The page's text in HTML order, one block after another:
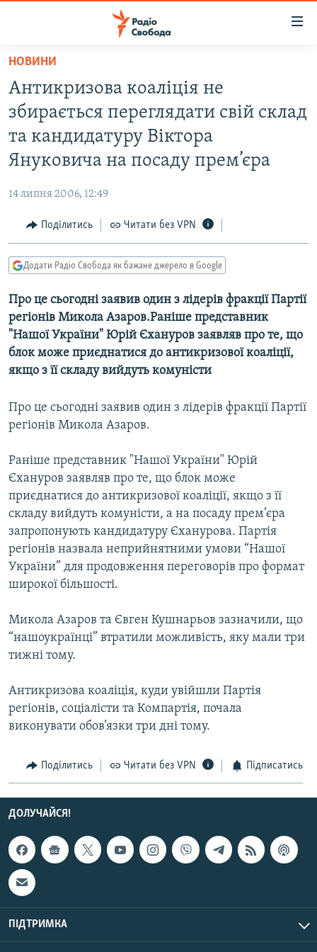
Перейти
основного
матеріалу
Перейти
до
основної
Перейти
пошуку
ВСЕ ЗА ДОБУ
СТАТТІ
КУЛЬТУРА
СПОРТ
СВІТ
ВІЙНА
ДОНБАС.РЕАЛІЇ
КРИМ.РЕАЛІЇ
ТИ ЯК?
КИТАЙ.ВИКЛИКИ
МУЛЬТИМЕДІА
ФОТО
СПЕЦПРОЄКТИ
ПОДКАСТИ
РУС
КТАТ
ДОЛУЧАЙСЯ!
Усі сайти RFE/RL
НОВИНИ
Антикризова коалiцiя не
збирається переглядати свiй склад
та кандидатуру Віктора
Януковича на посаду прем’єра
14 липня 2006, 12:49
Поділитись Читати без VPN
Додати Радіо Свобода як бажане джерело в Google
Про це сьогодні заявив один з лiдерiв фракцiї Партiї
регiонiв Микола Азаров.Раніше представник
"Нашої України" Юрiй Єхануров заявляв про те, що
блок може приєднатися до антикризової коалiцiї,
якщо з її складу вийдуть комуністи
Про це сьогодні заявив один з лiдерiв фракцiї Партiї
регiонiв Микола Азаров.
Раніше представник "Нашої України" Юрiй
Єхануров заявляв про те, що блок може
приєднатися до антикризової коалiцiї, якщо з її
складу вийдуть комуністи, а на посаду прем’єра
запропонують кандидатуру Єханурова. Партія
регіонів назвала неприйнятними умови “Нашої
України” для продовження переговорів про формат
широкої більшості.
Микола Азаров та Євген Кушнарьов зазначили, що
“нашоукраїнці” втратили можливість, яку мали три
тижні тому.
Антикризова коаліція, куди увійшли Партія
регіонів, соціалісти та Компартія, почала
виконувати обов’язки три дні тому.
Поділитись Читати без VPN Підписатись
ДОЛУЧАЙСЯ!
ПІДТРИМКА